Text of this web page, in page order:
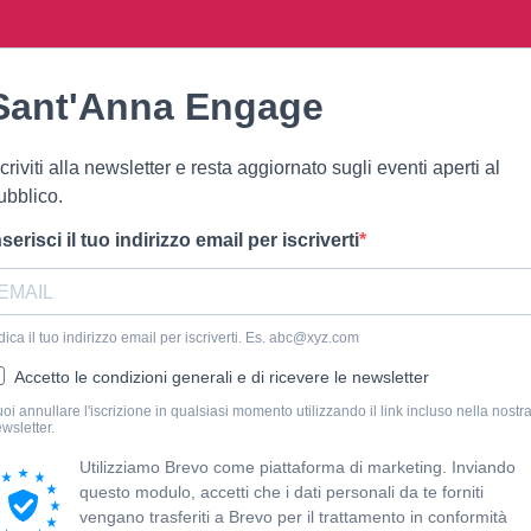
Engage
alla newsletter e resta aggiornato sugli eventi aperti al
il tuo indirizzo email per iscriverti
il tuo indirizzo email per iscriverti. Es. abc@xyz.com
Accetto le condizioni generali e di ricevere le newsletter
annullare l'iscrizione in qualsiasi momento utilizzando il link incluso nella nostra
Utilizziamo Brevo come piattaforma di marketing. Inviando
questo modulo, accetti che i dati personali da te forniti
vengano trasferiti a Brevo per il trattamento in conformità